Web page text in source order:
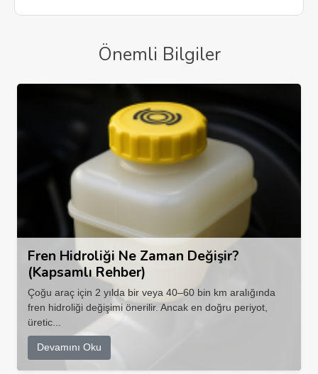
Önemli Bilgiler
Fren Hidroliği Ne Zaman Değişir?
(Kapsamlı Rehber)
Çoğu araç için 2 yılda bir veya 40–60 bin km aralığında
fren hidroliği değişimi önerilir. Ancak en doğru periyot,
üretic...
Devamını Oku